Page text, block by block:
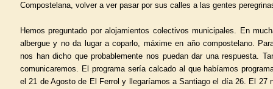
Compostelana, volver a ver pasar por sus calles a las gentes
Hemos preguntado por alojamientos colectivos municipales. En
albergue y no da lugar a coparlo, máxime en año compostelano.
nos han dicho que probablemente nos puedan dar una respuesta.
comunicaremos. El programa sería calcado al que habíamos
el 21 de Agosto de El Ferrol y llegaríamos a Santiago el día 26. El 27